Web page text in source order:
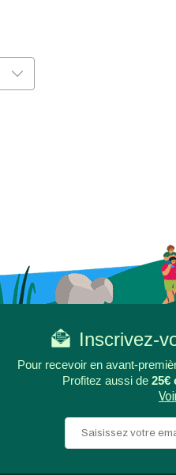
Inscrivez-
Pour recevoir en avant-
Profitez aussi de 25€